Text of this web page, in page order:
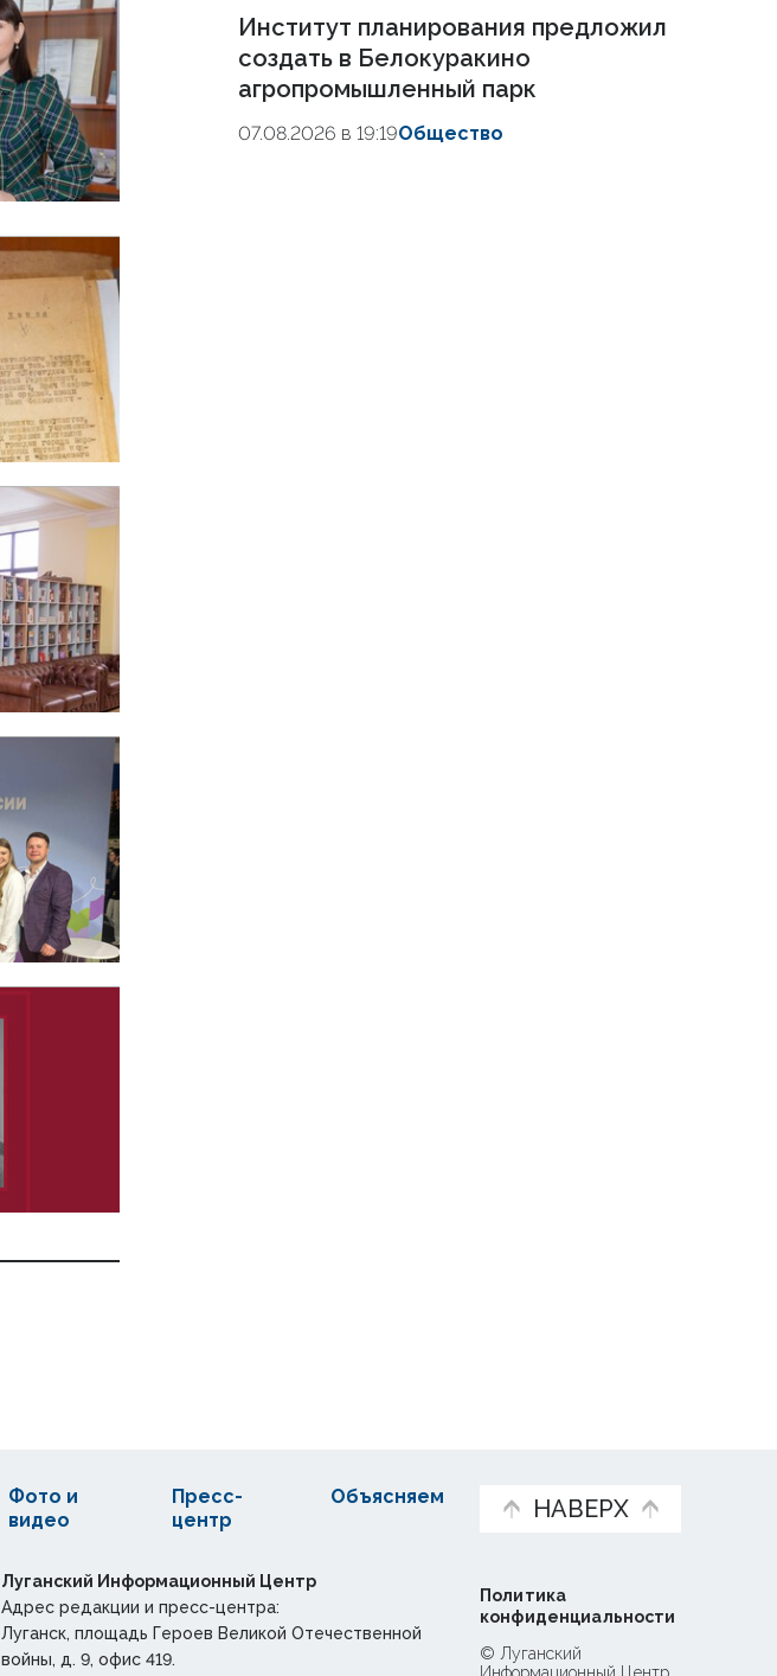
Институт планирования предложил
создать в Белокуракино
агропромышленный парк
07.08.2026 в 19:19Общество
НАВЕРХ
Фото и
видео
Пресс-
центр
Объясняем
Политика
конфиденциальности
Луганский Информационный Центр
Адрес редакции и пресс-центра:
Луганск, площадь Героев Великой Отечественной
войны, д. 9, офис 419.
© Луганский